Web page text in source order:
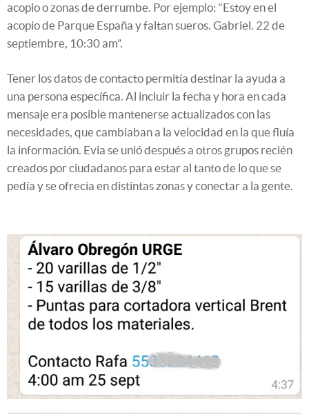
acopio o zonas de derrumbe. Por ejemplo: "Estoy en el
acopio de Parque España y faltan sueros. Gabriel. 22 de
septiembre, 10:30 am”.
Tener los datos de contacto permitía destinar la ayuda a
una persona específica. Al incluir la fecha y hora en cada
mensaje era posible mantenerse actualizados con las
necesidades, que cambiaban a la velocidad en la que fluía
la información. Evia se unió después a otros grupos recién
creados por ciudadanos para estar al tanto de lo que se
pedía y se ofrecía en distintas zonas y conectar a la gente.